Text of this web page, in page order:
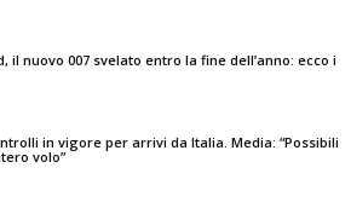
il nuovo 007 svelato entro la fine dell’anno: ecco i
in vigore per arrivi da Italia. Media: “Possibili
volo”